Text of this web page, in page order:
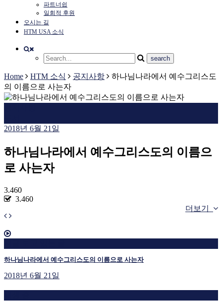
파트너쉽
일회적 후원
오시는 길
HTM USA 소식
Home HTM 소식 공지사항
하나님나라에서 예수그리스도
의 이름으로 사는자
2018년 6월 21일
하나님나라에서 예수그리스도의 이름으
로 사는자
3.460
3.460
더보기
하나님나라에서 예수그리스도의 이름으로 사는자
2018년 6월 21일